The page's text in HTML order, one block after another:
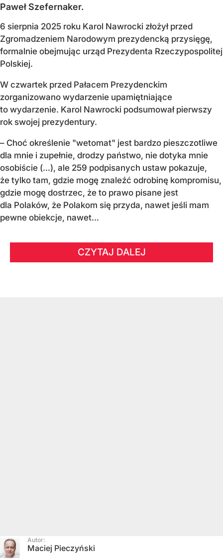
Paweł Szefernaker.
6 sierpnia 2025 roku Karol Nawrocki złożył przed
Zgromadzeniem Narodowym prezydencką przysięgę,
formalnie obejmując urząd Prezydenta Rzeczypospolitej
Polskiej.
W czwartek przed Pałacem Prezydenckim
zorganizowano wydarzenie upamiętniające
to wydarzenie. Karol Nawrocki podsumował pierwszy
rok swojej prezydentury.
– Choć określenie "wetomat" jest bardzo pieszczotliwe
dla mnie i zupełnie, drodzy państwo, nie dotyka mnie
osobiście (…), ale 259 podpisanych ustaw pokazuje,
że tylko tam, gdzie mogę znaleźć odrobinę kompromisu,
gdzie mogę dostrzec, że to prawo pisane jest
dla Polaków, że Polakom się przyda, nawet jeśli mam
pewne obiekcje, nawet...
CZYTAJ DALEJ
Autor:
Maciej Pieczyński